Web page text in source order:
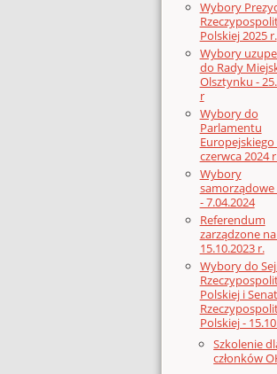
Wybory
Polskiej 2025 r.
Wybory
do Rady
Olsztynku -
r
Wybory do
Parlamentu
Europejskiego
czerwca 2024
Wybory
samorządowe
- 7.04.2024
Referendum
zarządzone
15.10.2023 r.
Wybory do
Polskiej i
Polskiej -
Szkolenie
członków